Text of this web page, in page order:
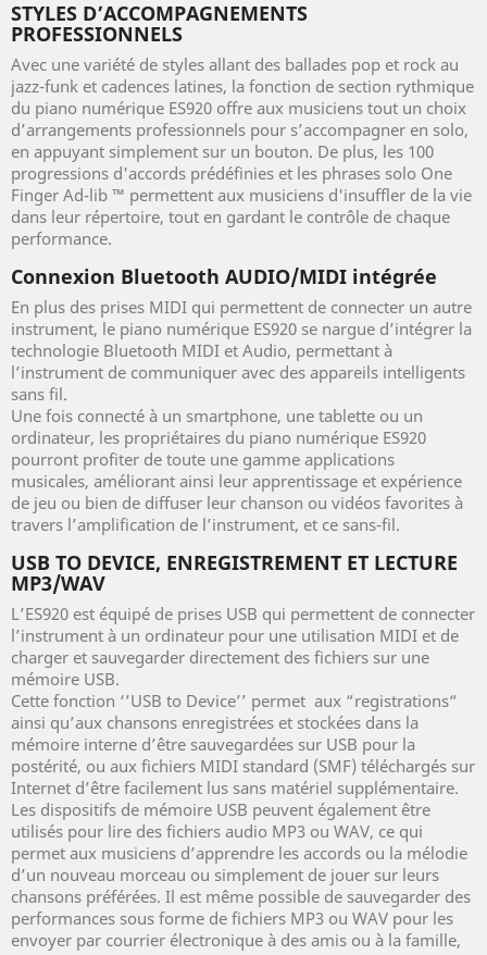
STYLES D’ACCOMPAGNEMENTS
PROFESSIONNELS
Avec une variété de styles allant des ballades pop et rock au
jazz-funk et cadences latines, la fonction de section rythmique
du piano numérique ES920 offre aux musiciens tout un choix
d’arrangements professionnels pour s’accompagner en solo,
en appuyant simplement sur un bouton. De plus, les 100
progressions d'accords prédéfinies et les phrases solo One
Finger Ad-lib ™ permettent aux musiciens d'insuffler de la vie
dans leur répertoire, tout en gardant le contrôle de chaque
performance.
Connexion Bluetooth AUDIO/MIDI intégrée
En plus des prises MIDI qui permettent de connecter un autre
instrument, le piano numérique ES920 se nargue d’intégrer la
technologie Bluetooth MIDI et Audio, permettant à
l’instrument de communiquer avec des appareils intelligents
sans fil.
Une fois connecté à un smartphone, une tablette ou un
ordinateur, les propriétaires du piano numérique ES920
pourront profiter de toute une gamme applications
musicales, améliorant ainsi leur apprentissage et expérience
de jeu ou bien de diffuser leur chanson ou vidéos favorites à
travers l’amplification de l’instrument, et ce sans-fil.
USB TO DEVICE, ENREGISTREMENT ET LECTURE
MP3/WAV
L’ES920 est équipé de prises USB qui permettent de connecter
l’instrument à un ordinateur pour une utilisation MIDI et de
charger et sauvegarder directement des fichiers sur une
mémoire USB.
Cette fonction ‘’USB to Device’’ permet aux “registrations“
ainsi qu’aux chansons enregistrées et stockées dans la
mémoire interne d’être sauvegardées sur USB pour la
postérité, ou aux fichiers MIDI standard (SMF) téléchargés sur
Internet d’être facilement lus sans matériel supplémentaire.
Les dispositifs de mémoire USB peuvent également être
utilisés pour lire des fichiers audio MP3 ou WAV, ce qui
permet aux musiciens d’apprendre les accords ou la mélodie
d’un nouveau morceau ou simplement de jouer sur leurs
chansons préférées. Il est même possible de sauvegarder des
performances sous forme de fichiers MP3 ou WAV pour les
envoyer par courrier électronique à des amis ou à la famille,